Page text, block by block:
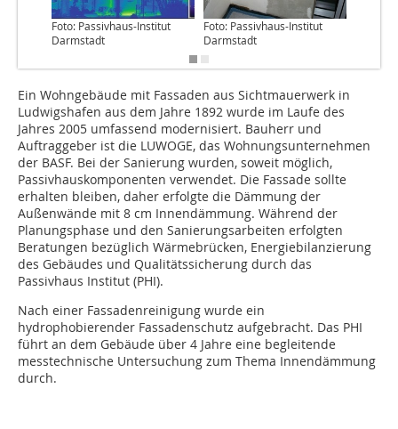
Foto: Passivhaus-Institut
Darmstadt
Foto: Passivhaus-Institut
Darmstadt
Ein Wohngebäude mit Fassaden aus Sichtmauerwerk in
Ludwigshafen aus dem Jahre 1892 wurde im Laufe des
Jahres 2005 umfassend modernisiert. Bauherr und
Auftraggeber ist die LUWOGE, das Wohnungsunternehmen
der BASF. Bei der Sanierung wurden, soweit möglich,
Passivhauskomponenten verwendet. Die Fassade sollte
erhalten bleiben, daher erfolgte die Dämmung der
Außenwände mit 8 cm Innendämmung. Während der
Planungsphase und den Sanierungsarbeiten erfolgten
Beratungen bezüglich Wärmebrücken, Energiebilanzierung
des Gebäudes und Qualitätssicherung durch das
Passivhaus Institut (PHI).
Nach einer Fassadenreinigung wurde ein
hydrophobierender Fassadenschutz aufgebracht. Das PHI
führt an dem Gebäude über 4 Jahre eine begleitende
messtechnische Untersuchung zum Thema Innendämmung
durch.